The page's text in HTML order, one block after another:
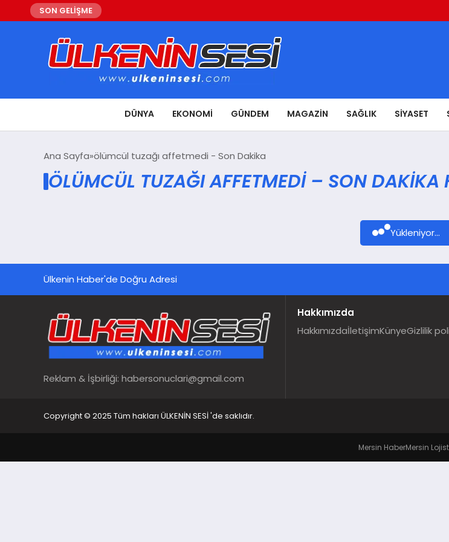
SON GELİŞME
DÜNYA EKONOMI GÜNDEM MAGAZIN SAĞLIK SIYASET
Ana Sayfa ölümcül tuzağı affetmedi - Son Dakika
ÖLÜMCÜL TUZAĞI AFFETMEDI – SON DAKIKA
Yükleniyor...
Ülkenin Haber'de Doğru Adresi
Reklam & İşbirliği: habersonuclari@gmail.com
Hakkımızda
HakkımızdaİletişimKünyeGizlilik
Copyright © 2025 Tüm hakları ÜLKENİN SESİ 'de saklıdır.
Mersin HaberMersin